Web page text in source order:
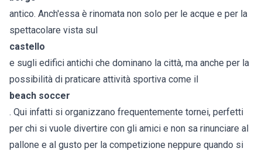
antico. Anch'essa è rinomata non solo per le acque e per la
spettacolare vista sul
castello
e sugli edifici antichi che dominano la città, ma anche per la
possibilità di praticare attività sportiva come il
beach soccer
. Qui infatti si organizzano frequentemente tornei, perfetti
per chi si vuole divertire con gli amici e non sa rinunciare al
pallone e al gusto per la competizione neppure quando si